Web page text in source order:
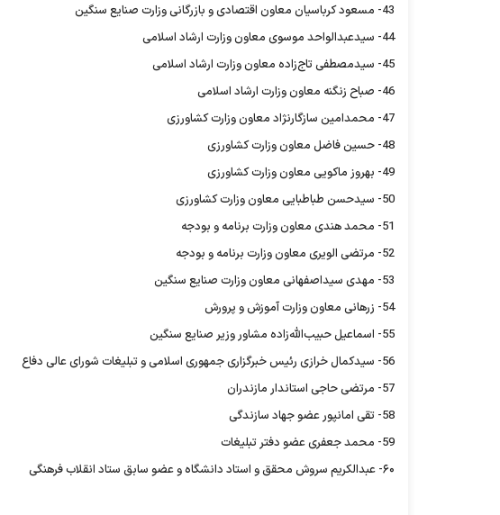
43- مسعود کرباسیان معاون اقتصادی و بازرگانی وزارت صنایع سنگین
44- سیدعبدالواحد موسوی معاون وزارت ارشاد اسلامی
45- سیدمصطفی تاج‌زاده معاون وزارت ارشاد اسلامی
46- صباح زنگنه معاون وزارت ارشاد اسلامی
47- محمدامین سازگارنژاد معاون وزارت کشاورزی
48- حسین فاضل معاون وزارت کشاورزی
49- بهروز ماکویی معاون وزارت کشاورزی
50- سیدحسن طباطبایی معاون وزارت کشاورزی
51- محمد هندی معاون وزارت برنامه و بودجه
52- مرتضی الویری معاون وزارت برنامه و بودجه
53- مهدی سیداصفهانی معاون وزارت صنایع سنگین
54- زرهانی معاون وزارت آموزش و پرورش
55- اسماعیل حبیب‌الله‌زاده مشاور وزیر صنایع سنگین
56- سیدکمال خرازی رئیس خبرگزاری جمهوری اسلامی و تبلیغات شورای عالی دفاع
57- مرتضی حاجی استاندار مازندران
58- تقی امانپور عضو جهاد سازندگی
59- محمد جعفری عضو دفتر تبلیغات
۶۰- عبدالکریم سروش محقق و استاد دانشگاه و عضو سابق ستاد انقلاب فرهنگی